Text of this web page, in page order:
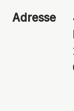
Adresse